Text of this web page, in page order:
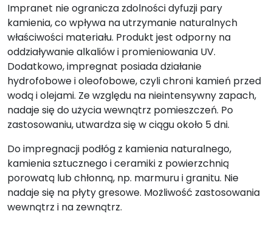
Impranet nie ogranicza zdolności dyfuzji pary
kamienia, co wpływa na utrzymanie naturalnych
właściwości materiału. Produkt jest odporny na
oddziaływanie alkaliów i promieniowania UV.
Dodatkowo, impregnat posiada działanie
hydrofobowe i oleofobowe, czyli chroni kamień przed
wodą i olejami. Ze względu na nieintensywny zapach,
nadaje się do użycia wewnątrz pomieszczeń. Po
zastosowaniu,utwardza się w ciągu około 5 dni.
Do impregnacji podłóg z kamienia naturalnego,
kamienia sztucznego i ceramiki z powierzchnią
porowatą lub chłonną, np. marmuru i granitu. Nie
nadaje się na płyty gresowe. Możliwość zastosowania
wewnątrz i na zewnątrz.